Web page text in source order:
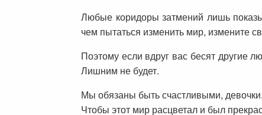
Любые коридоры затмений лишь
чем пытаться изменить мир, измените
Поэтому если вдруг вас бесят другие
Лишним не будет.
Мы обязаны быть счастливыми, девочки.
Чтобы этот мир расцветал и был